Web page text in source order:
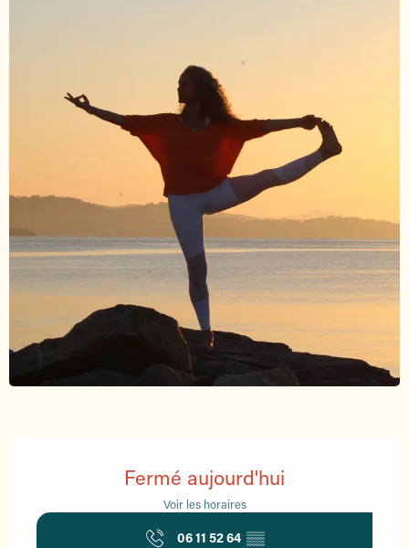
Fermé aujourd'hui
Voir les horaires
06 11 52 64 ▒▒